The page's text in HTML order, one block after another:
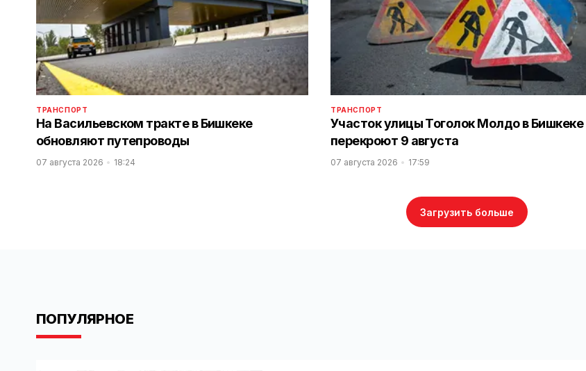
ТРАНСПОРТ
На Васильевском тракте в Бишкеке
обновляют путепроводы
07 августа 2026 18:24
ТРАНСПОРТ
Участок улицы Тоголок Молдо в Бишкеке
перекроют 9 августа
07 августа 2026 17:59
Загрузить больше
ПОПУЛЯРНОЕ